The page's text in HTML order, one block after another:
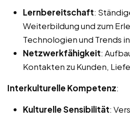
Lernbereitschaft:
Weiterbildung und zum
Technologien und Trends
Netzwerkfähigkeit:
Kontakten zu Kunden,
Interkulturelle Kompetenz:
Kulturelle Sensibilität: